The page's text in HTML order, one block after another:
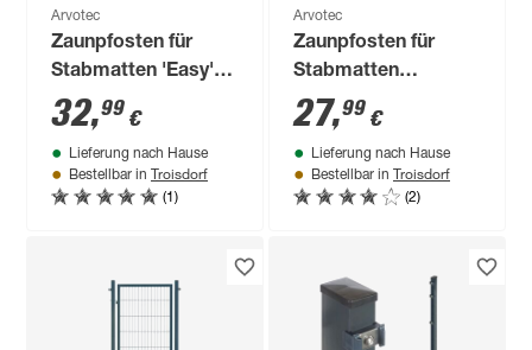
Arvotec
Zaunpfosten für
Stabmatten 'Easy'
anthrazit 4 x 4 x 188
cm
32,99 €
Lieferung nach Hause
Bestellbar in Troisdorf
(1)
Arvotec
Zaunpfosten für
Stabmatten
'Exclusive' anthrazit
6 x 4 x 180 cm
27,99 €
Lieferung nach Hause
Bestellbar in Troisdorf
(2)